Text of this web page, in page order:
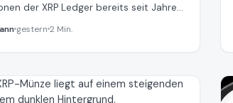
der XRP Ledger bereits seit Jahren
gestern 2 Min.